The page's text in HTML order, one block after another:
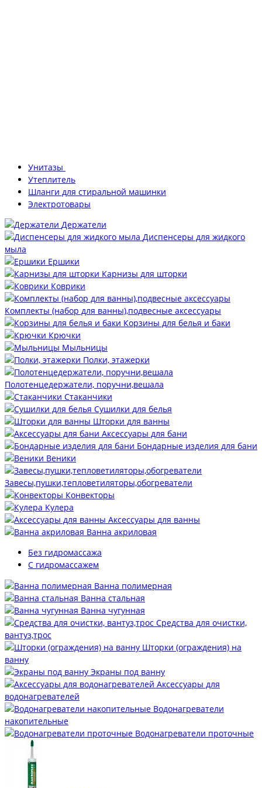
Унитазы
Утеплитель
Шланги для стиральной машинки
Электротовары
Держатели
Диспенсеры для жидкого
мыла
Ершики
Карнизы для шторки
Коврики
Комплекты (набор для ванны),подвесные аксессуары
Корзины для белья и баки
Крючки
Мыльницы
Полки, этажерки
Полотенцедержатели, поручни,вешала
Стаканчики
Сушилки для белья
Шторки для ванны
Аксессуары для бани
Бондарные изделия для бани
Веники
Завесы,пушки,тепловетиляторы,обогреватели
Конвекторы
Кулера
Аксессуары для ванны
Ванна акриловая
Без гидромассажа
С гидромассажем
Ванна полимерная
Ванна стальная
Ванна чугунная
Средства для очистки,
вантуз,трос
Шторки (ограждения) на
ванну
Экраны под ванну
Аксессуары для
водонагревателей
Водонагреватели
накопительные
Водонагреватели проточные